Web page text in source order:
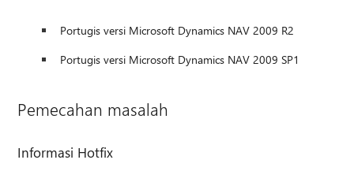
Portugis versi Microsoft Dynamics NAV 2009 R2
Portugis versi Microsoft Dynamics NAV 2009 SP1
Pemecahan masalah
Informasi Hotfix